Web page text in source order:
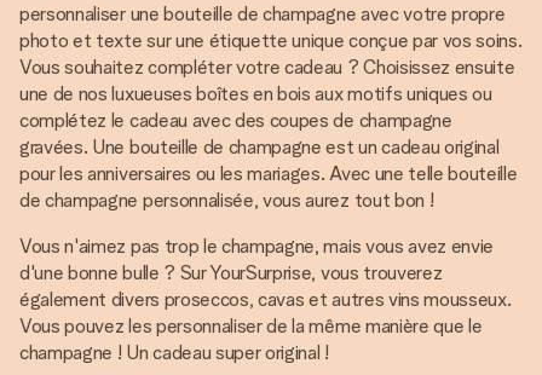
personnaliser une bouteille de champagne avec votre propre
photo et texte sur une étiquette unique conçue par vos soins.
Vous souhaitez compléter votre cadeau ? Choisissez ensuite
une de nos luxueuses boîtes en bois aux motifs uniques ou
complétez le cadeau avec des coupes de champagne
gravées. Une bouteille de champagne est un cadeau original
pour les anniversaires ou les mariages. Avec une telle bouteille
de champagne personnalisée, vous aurez tout bon !
Vous n'aimez pas trop le champagne, mais vous avez envie
d'une bonne bulle ? Sur YourSurprise, vous trouverez
également divers proseccos, cavas et autres vins mousseux.
Vous pouvez les personnaliser de la même manière que le
champagne ! Un cadeau super original !